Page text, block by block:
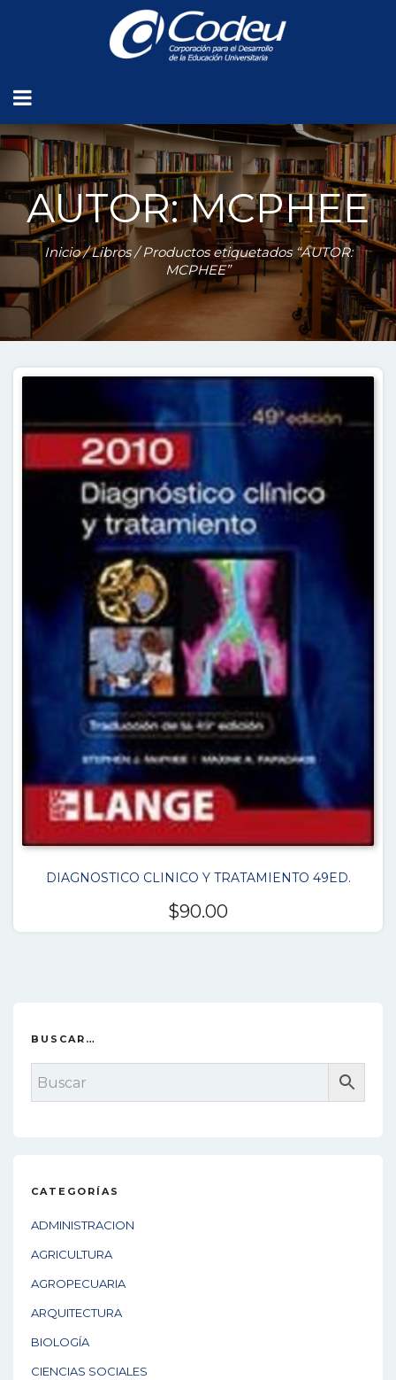
AUTOR: MCPHEE
Inicio/Libros/ Productos etiquetados “AUTOR:
MCPHEE”
DIAGNOSTICO CLINICO Y TRATAMIENTO 49ED.
$90.00
BUSCAR…
CATEGORÍAS
ADMINISTRACION
AGRICULTURA
AGROPECUARIA
ARQUITECTURA
BIOLOGÍA
CIENCIAS SOCIALES